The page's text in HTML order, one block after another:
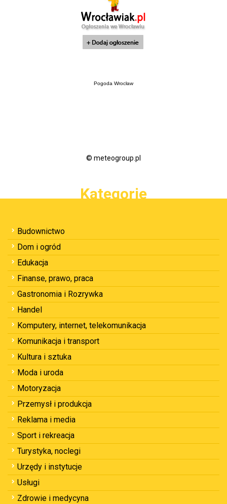
Pogoda Wrocław
© meteogroup.pl
Kategorie
Budownictwo
Dom i ogród
Edukacja
Finanse, prawo, praca
Gastronomia i Rozrywka
Handel
Komputery, internet, telekomunikacja
Komunikacja i transport
Kultura i sztuka
Moda i uroda
Motoryzacja
Przemysł i produkcja
Reklama i media
Sport i rekreacja
Turystyka, noclegi
Urzędy i instytucje
Usługi
Zdrowie i medycyna